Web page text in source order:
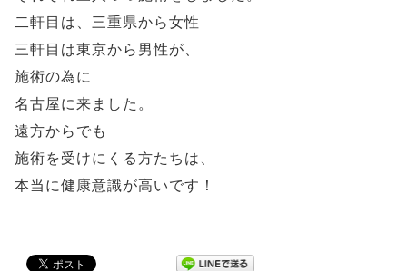
二軒目は、三重県から女性
三軒目は東京から男性が、
施術の為に
名古屋に来ました。
遠方からでも
施術を受けにくる方たちは、
本当に健康意識が高いです！